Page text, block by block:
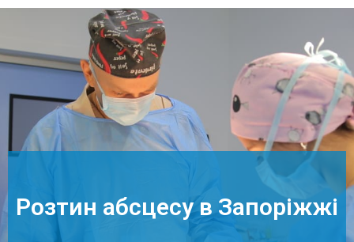
Розтин абсцесу в Запоріжжі